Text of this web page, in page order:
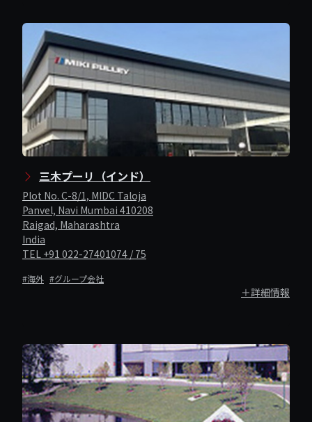
三木プーリ（インド）
Plot No. C-8/1, MIDC Taloja
Panvel, Navi Mumbai 410208
Raigad, Maharashtra
India
TEL +91 022-27401074 / 75
#海外 #グループ会社
＋詳細情報